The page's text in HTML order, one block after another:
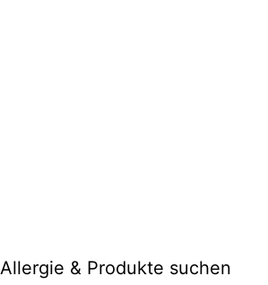
Allergie & Produkte suchen